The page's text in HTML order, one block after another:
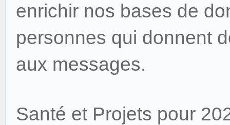
enrichir nos bases de
personnes qui donnent
aux messages.
Santé et Projets pour